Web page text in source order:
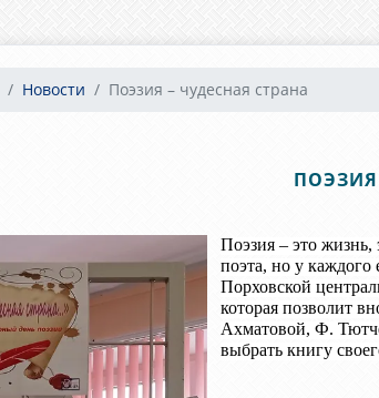
Новости Поэзия – чудесная страна
ПОЭЗИЯ
Поэзия – это
поэта, но у
Порховской
которая позволит
Ахматовой, Ф.
выбрать книгу